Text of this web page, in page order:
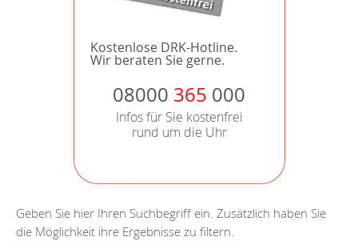
Kostenlose DRK-Hotline.
Wir beraten Sie gerne.
08000 365 000
Infos für Sie kostenfrei
rund um die Uhr
Geben Sie hier Ihren Suchbegriff ein. Zusätzlich haben Sie
die Möglichkeit ihre Ergebnisse zu filtern.